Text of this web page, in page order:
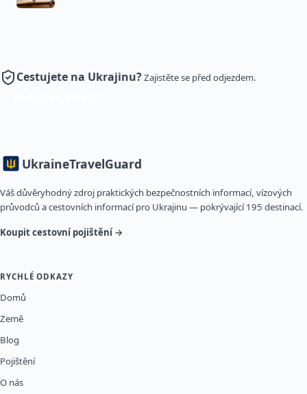
Cestujete na Ukrajinu?Zajistěte se před odjezdem.
UkraineTravelGuard
Váš důvěryhodný zdroj praktických bezpečnostních informací, vízových
průvodců a cestovních informací pro Ukrajinu — pokrývající 195 destinací.
Koupit cestovní pojištění →
RYCHLÉ ODKAZY
Domů
Země
Blog
Pojištění
O nás